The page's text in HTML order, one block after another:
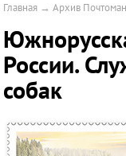
Главная →Архив
России.
собак